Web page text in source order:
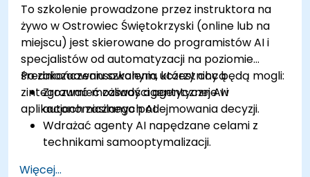
Radzić sobie z wyzwaniami, takimi jak
kompromis między eksploracją a
eksploatacją oraz zbieżność w szkoleniu RL.
To szkolenie prowadzone przez instruktora na
żywo w Ostrowiec Świętokrzyski (online lub na
miejscu) jest skierowane do programistów AI i
specjalistów od automatyzacji na poziomie
średniozaawansowanym, którzy chcą
zintegrować możliwości agentyczne w
aplikacjach zasilanych AI.
Po zakończeniu szkolenia uczestnicy będą mogli:
Zrozumieć zasady agentycznej AI i
autonomicznego podejmowania decyzji.
Wdrażać agenty AI napędzane celami z
technikami samooptymalizacji.
Więcej...